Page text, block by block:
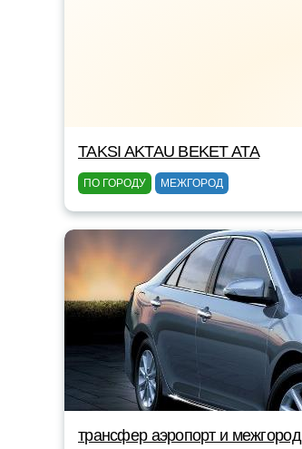
TAKSI AKTAU BEKET ATA
ПО ГОРОДУ МЕЖГОРОД
трансфер аэропорт и межгород